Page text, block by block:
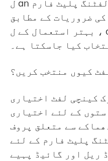
ل an ایک مثالی کارگو ہے۔ لفٹنگ پلیٹ فارم
ضروریات کے مطابق
، بہتر استعمال کے ل different مختلف اختیاری
کیا جاسکتا ہے۔
کیوں منتخب کریں؟
کے لئے اختیاری
سے متعلق پروف
پلیٹ فارم کے لئے
ریل اور گائیڈ پہیے